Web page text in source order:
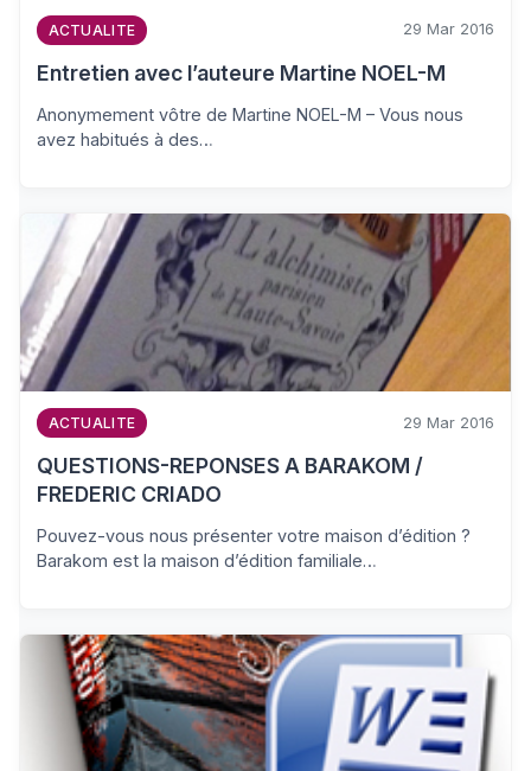
ACTUALITE 29 Mar 2016
Entretien avec l’auteure Martine NOEL-M
Anonymement vôtre de Martine NOEL-M – Vous nous
avez habitués à des…
ACTUALITE 29 Mar 2016
QUESTIONS-REPONSES A BARAKOM /
FREDERIC CRIADO
Pouvez-vous nous présenter votre maison d’édition ?
Barakom est la maison d’édition familiale…